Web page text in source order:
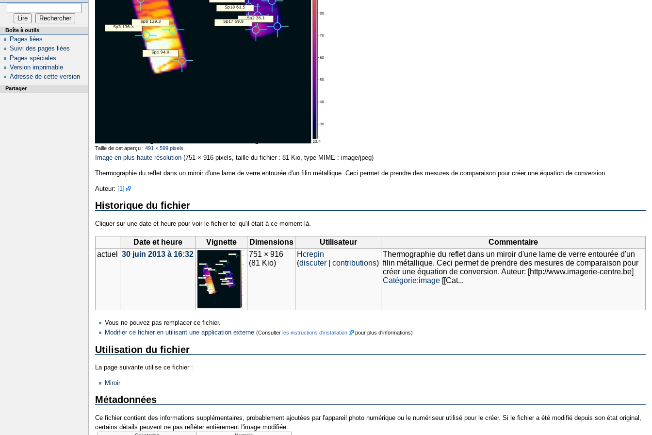
Taille de cet aperçu : 491 × 599 pixels
Image en plus haute résolution (751 × 916 pixels, taille du fichier : 81 Kio, type MIME : image/jpeg)
Thermographie du reflet dans un miroir d'une lame de verre entourée d'un filin métallique. Ceci permet de prendre des mesures de comparaison pour créer une équation de conversion.
Auteur: [1]
Historique du fichier
Cliquer sur une date et heure pour voir le fichier tel qu'il était à ce moment-là.
Date et heure Vignette Dimensions Utilisateur
Commentaire
actuel
30 juin 2013 à 16:32
751 × 916
(81 Kio)
Hcrepin
(discuter |contributions)
Thermographie du reflet dans un miroir d'une lame de verre entourée d'un
filin métallique. Ceci permet de prendre des mesures de comparaison pour
créer une équation de conversion. Auteur: [http://www.imagerie-centre.be]
Catégorie:image [[Cat...
Vous ne pouvez pas remplacer ce fichier.
Modifier ce fichier en utilisant une application externe (Consulter les instructions d'installation pour plus d'informations)
Utilisation du fichier
La page suivante utilise ce fichier :
Miroir
Métadonnées
Ce fichier contient des informations supplémentaires, probablement ajoutées par l'appareil photo numérique ou le numériseur utilisé pour le créer. Si le fichier a été modifié depuis son état original,
certains détails peuvent ne pas refléter entièrement l'image modifiée.
Boîte à outils
Pages liées
Suivi des pages liées
Pages spéciales
Version imprimable
Adresse de cette version
Partager